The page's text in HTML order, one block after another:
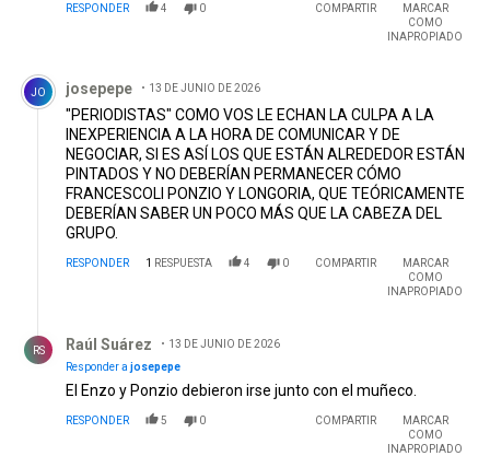
RESPONDER 4 0 COMPARTIR
MARCAR
COMO
INAPROPIADO
Comentario de josepepe.
JO josepepe 13 DE JUNIO DE 2026
"PERIODISTAS" COMO VOS LE ECHAN LA CULPA A LA
INEXPERIENCIA A LA HORA DE COMUNICAR Y DE
NEGOCIAR, SI ES ASÍ LOS QUE ESTÁN ALREDEDOR ESTÁN
PINTADOS Y NO DEBERÍAN PERMANECER CÓMO
FRANCESCOLI PONZIO Y LONGORIA, QUE TEÓRICAMENTE
DEBERÍAN SABER UN POCO MÁS QUE LA CABEZA DEL
GRUPO.
RESPONDER 1 RESPUESTA 4 0 COMPARTIR
MARCAR
COMO
INAPROPIADO
RS Raúl Suárez
13 DE JUNIO DE 2026
Responder a josepepe
El Enzo y Ponzio debieron irse junto con el muñeco.
RESPONDER 5 0 COMPARTIR
MARCAR
COMO
INAPROPIADO